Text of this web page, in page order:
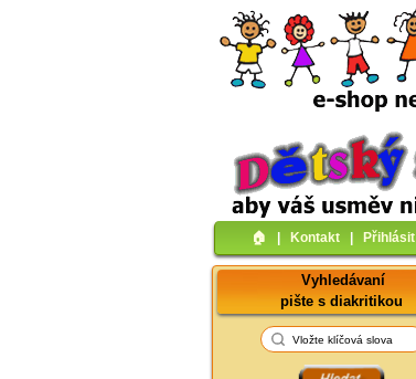
🏠︎ Kontakt Přihlásit
Vyhledávaní
pište s diakritikou